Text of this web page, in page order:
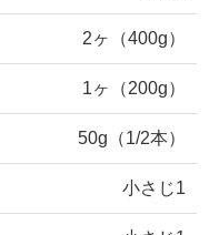
2ヶ（400g）
1ヶ（200g）
50g（1/2本）
小さじ1